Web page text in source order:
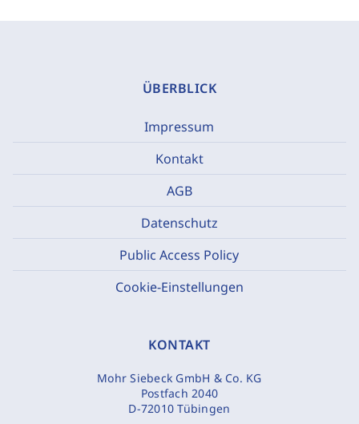
ÜBERBLICK
Impressum
Kontakt
AGB
Datenschutz
Public Access Policy
Cookie-Einstellungen
KONTAKT
Mohr Siebeck GmbH & Co. KG
Postfach 2040
D-72010 Tübingen